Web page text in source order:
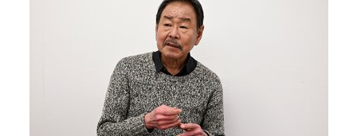
50代のリアル
親になるということ
病が教えてくれたこと
移住という選択
一生モノの愛用品
私を彩るエッセンス
60代のネクストステージ
70代のグランドデザイン